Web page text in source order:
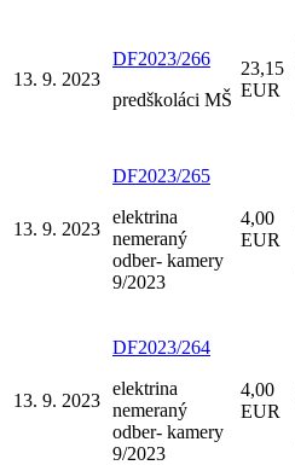
13. 9. 2023
DF2023/266
predškoláci MŠ
23,15
EUR
13. 9. 2023
DF2023/265
elektrina
nemeraný
odber- kamery
9/2023
4,00
EUR
13. 9. 2023
DF2023/264
elektrina
nemeraný
odber- kamery
9/2023
4,00
EUR